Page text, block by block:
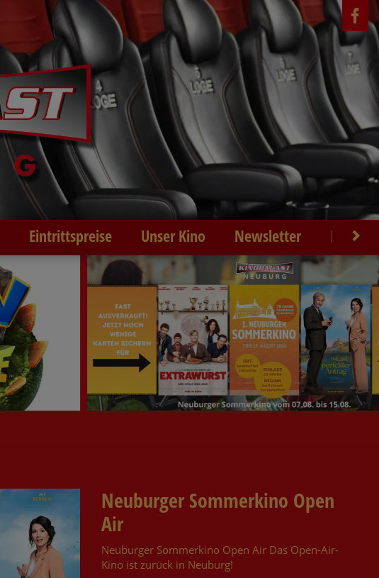
Eintrittspreise Unser Kino Newsletter Kontakt
Neuburger Sommerkino Open
Air
Neuburger Sommerkino Open Air Das Open-Air-
Kino ist zurück in Neuburg!